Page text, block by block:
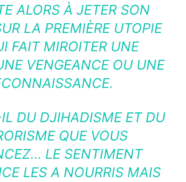
ALORS À JETER SON
LA PREMIÈRE UTOPIE
FAIT MIROITER UNE
VENGEANCE OU UNE
DU DJIHADISME ET DU
QUE VOUS
LE SENTIMENT
LES A NOURRIS MAIS